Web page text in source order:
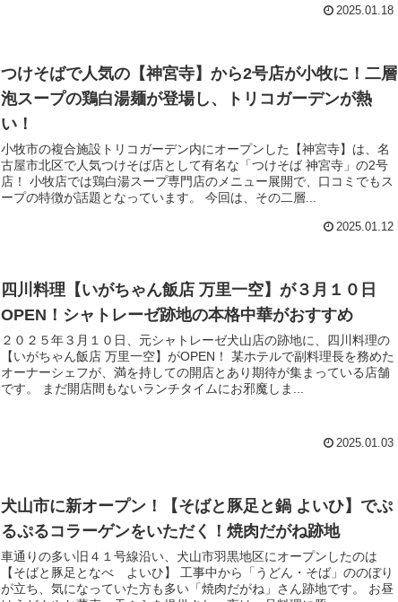
2025.01.18
つけそばで人気の【神宮寺】から2号店が小牧に！二層
泡スープの鶏白湯麺が登場し、トリコガーデンが熱
い！
小牧市の複合施設トリコガーデン内にオープンした【神宮寺】は、名
古屋市北区で人気つけそば店として有名な「つけそば 神宮寺」の2号
店！ 小牧店では鶏白湯スープ専門店のメニュー展開で、口コミでもス
ープの特徴が話題となっています。 今回は、その二層...
2025.01.12
四川料理【いがちゃん飯店 万里一空】が３月１０日
OPEN！シャトレーゼ跡地の本格中華がおすすめ
２０２５年３月１０日、元シャトレーゼ犬山店の跡地に、四川料理の
【いがちゃん飯店 万里一空】がOPEN！ 某ホテルで副料理長を務めた
オーナーシェフが、満を持しての開店とあり期待が集まっている店舗
です。 まだ開店間もないランチタイムにお邪魔しま...
2025.01.03
犬山市に新オープン！【そばと豚足と鍋 よいひ】でぷ
るぷるコラーゲンをいただく！焼肉だがね跡地
車通りの多い旧４１号線沿い、犬山市羽黒地区にオープンしたのは
【そばと豚足となべ よいひ】 工事中から「うどん・そば」ののぼり
が立ち、気になっていた方も多い「焼肉だがね」さん跡地です。 お昼